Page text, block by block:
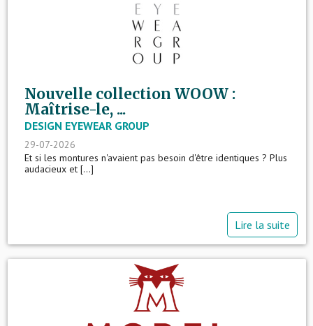
Nouvelle collection WOOW :
Maîtrise-le, ...
DESIGN EYEWEAR GROUP
29-07-2026
Et si les montures n'avaient pas besoin d'être identiques ? Plus
audacieux et [...]
Lire la suite